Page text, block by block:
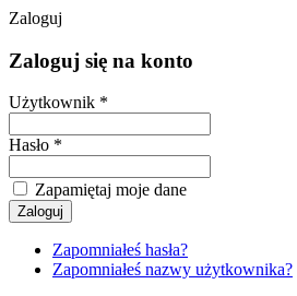
Zaloguj
Zaloguj się na konto
Użytkownik *
Hasło *
Zapamiętaj moje dane
Zapomniałeś hasła?
Zapomniałeś nazwy użytkownika?